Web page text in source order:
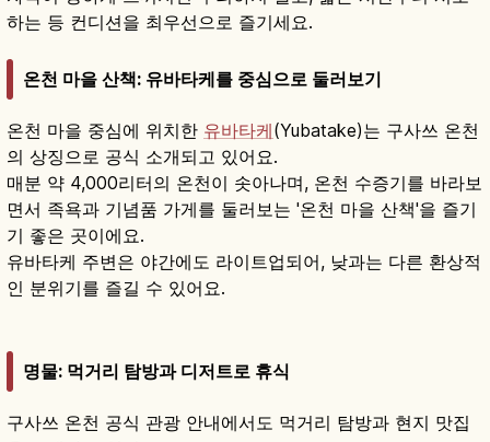
하는 등 컨디션을 최우선으로 즐기세요.
온천 마을 산책: 유바타케를 중심으로 둘러보기
온천 마을 중심에 위치한 유바타케(Yubatake)는 구사쓰 온천
의 상징으로 공식 소개되고 있어요.
매분 약 4,000리터의 온천이 솟아나며, 온천 수증기를 바라보
면서 족욕과 기념품 가게를 둘러보는 '온천 마을 산책'을 즐기
기 좋은 곳이에요.
유바타케 주변은 야간에도 라이트업되어, 낮과는 다른 환상적
인 분위기를 즐길 수 있어요.
명물: 먹거리 탐방과 디저트로 휴식
구사쓰 온천 공식 관광 안내에서도 먹거리 탐방과 현지 맛집